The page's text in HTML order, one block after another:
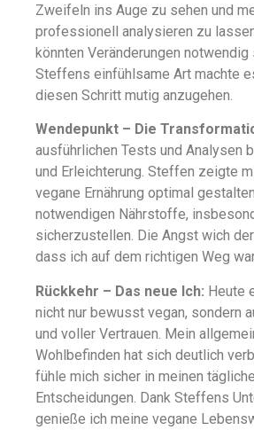
Zweifeln ins Auge zu sehen und
professionell analysieren zu
könnten Veränderungen
Steffens einfühlsame Art machte
diesen Schritt mutig anzugehen.
Wendepunkt – Die
ausführlichen Tests und Analysen
und Erleichterung. Steffen zeigte
vegane Ernährung optimal
notwendigen Nährstoffe,
sicherzustellen. Die Angst wich
dass ich auf dem richtigen Weg
Rückkehr – Das neue Ich: Heute
nicht nur bewusst vegan, sondern
und voller Vertrauen. Mein
Wohlbefinden hat sich deutlich
fühle mich sicher in meinen
Entscheidungen. Dank Steffens
genieße ich meine vegane